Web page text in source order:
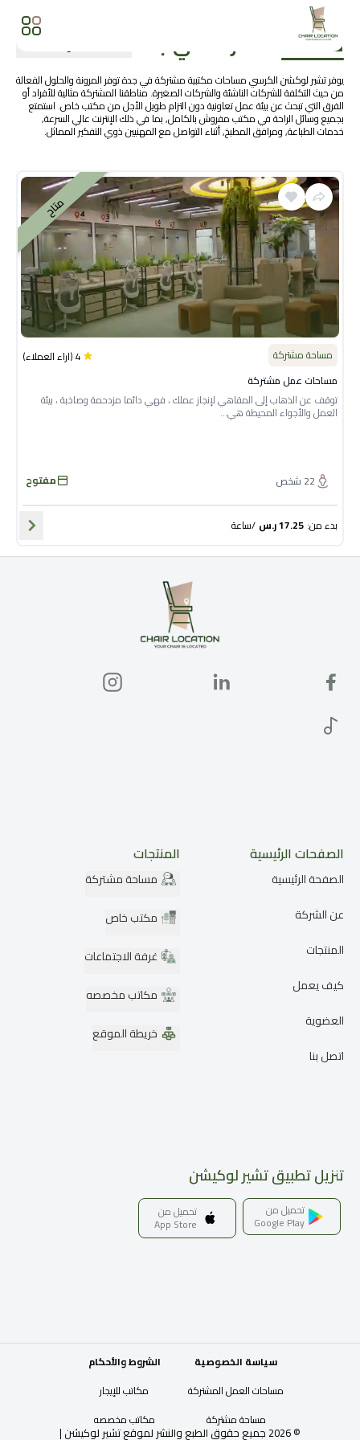
مساحة مشتركة في جدة
يوفر تشير لوكشن الكرسي مساحات مكتبية مشتركة في جدة توفر المرونة والحلول الفعالة
من حيث التكلفة للشركات الناشئة والشركات الصغيرة. مناطقنا المشتركة مثالية للأفراد أو
الفرق التي تبحث عن بيئة عمل تعاونية دون التزام طويل الأجل من مكتب خاص. استمتع
بجميع وسائل الراحة في مكتب مفروش بالكامل, بما في ذلك الإنترنت عالي السرعة,
خدمات الطباعة, ومرافق المطبخ, أثناء التواصل مع المهنيين ذوي التفكير المماثل.
متاح
مساحة مشتركة 4
(اراء العملاء)
مساحات عمل مشتركة
توقف عن الذهاب إلى المقاهي لإنجاز عملك ، فهي دائما مزدحمة وصاخبة ، بيئة
العمل والأجواء المحيطة هي...
22 شخص مفتوح
بدء من:
17.25ر.س /ساعة
الصفحات الرئيسية
الصفحة الرئيسية
عن الشركة
المنتجات
كيف يعمل
العضوية
اتصل بنا
المنتجات
مساحة مشتركة
مكتب خاص
غرفة الاجتماعات
مكاتب مخصصه
خريطة الموقع
تنزيل تطبيق تشير لوكيشن
تحميل من
Google Play
تحميل من
App Store
سياسة الخصوصية
الشروط والأحكام
مساحات العمل المشتركة
مكاتب للإيجار
مساحة مشتركة
مكاتب مخصصه
©
2026جميع حقوق الطبع والنشر لموقع تشير لوكيشن |